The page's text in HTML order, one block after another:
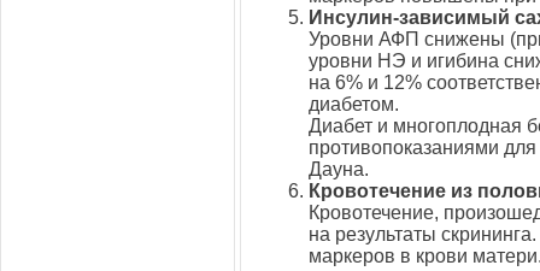
Инсулин-зависимый
Уровни АФП снижены
уровни НЭ и игибина
на 6% и 12%
диабетом.
Диабет и многоплодная
противопоказаниями
Дауна.
Кровотечение из
Кровотечение,
на результаты
маркеров в крови